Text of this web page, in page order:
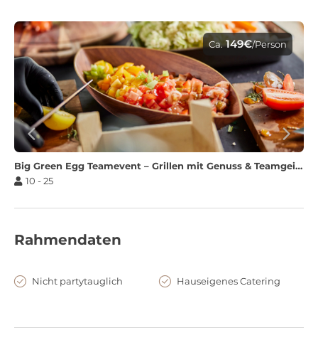
Ca. 149€/Person
Big Green Egg Teamevent – Grillen mit Genuss & Teamgeist
10 - 25
Rahmendaten
Nicht partytauglich Hauseigenes Catering